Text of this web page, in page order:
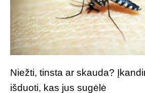
Niežti, tinsta ar skauda?
išduoti, kas jus sugėlė